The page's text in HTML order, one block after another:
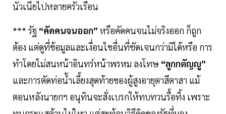
นัวเนียไปหลายครัวเรือน
*** รัฐ “คัดคนจนออก” หรือคัดคนจนไม่จริงออก ก็ถูก
ต้อง แต่ดูที่ข้อมูลและเงื่อนไขอื่นที่ชัดเจนกว่ามิได้หรือ การ
ทำโดยไม่สนหน้าอินทร์หน้าพรหม ลงโทษ “ลูกกตัญญู”
และการตัดท่อนํ้าเลี้ยงสุดท้ายของผู้สูงอายุตาสีตาสา แม้
ตอนหลังนายกฯ อนุทินจะสั่งเบรกให้ทบทวนรื้อทิ้ง เพราะ